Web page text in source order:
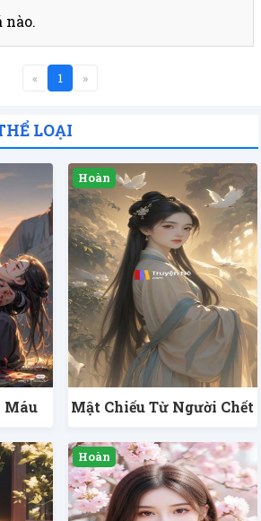
nào.
« 1 »
LOẠI
Máu Mật Chiếu Từ Người Chết